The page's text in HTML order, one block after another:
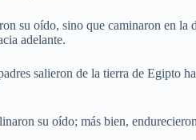
su oído, sino que caminaron en la
adelante.
salieron de la tierra de Egipto
su oído; más bien,